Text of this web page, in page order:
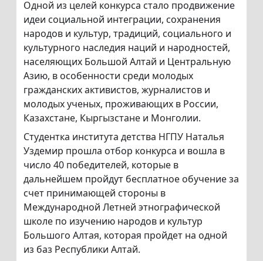
Одной из целей конкурса стало продвижение
идеи социальной интеграции, сохранения
народов и культур, традиций, социального и
культурного наследия наций и народностей,
населяющих Большой Алтай и Центральную
Азию, в особенности среди молодых
гражданских активистов, журналистов и
молодых ученых, проживающих в России,
Казахстане, Кыргызстане и Монголии.
Студентка института детства НГПУ Наталья
Уздемир прошла отбор конкурса и вошла в
число 40 победителей, которые в
дальнейшем пройдут бесплатное обучение за
счет принимающей стороны в
Международной Летней этнографической
школе по изучению народов и культур
Большого Алтая, которая пройдет на одной
из баз Республики Алтай.